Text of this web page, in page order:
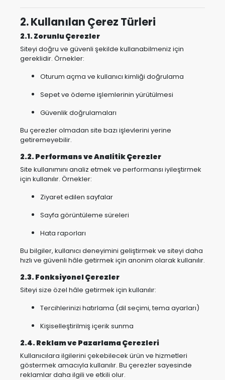
2. Kullanılan Çerez Türleri
2.1. Zorunlu Çerezler
Siteyi doğru ve güvenli şekilde kullanabilmeniz için
gereklidir. Örnekler:
Oturum açma ve kullanıcı kimliği doğrulama
Sepet ve ödeme işlemlerinin yürütülmesi
Güvenlik doğrulamaları
Bu çerezler olmadan site bazı işlevlerini yerine
getiremeyebilir.
2.2. Performans ve Analitik Çerezler
Site kullanımını analiz etmek ve performansı iyileştirmek
için kullanılır. Örnekler:
Ziyaret edilen sayfalar
Sayfa görüntüleme süreleri
Hata raporları
Bu bilgiler, kullanıcı deneyimini geliştirmek ve siteyi daha
hızlı ve güvenli hâle getirmek için anonim olarak kullanılır.
2.3. Fonksiyonel Çerezler
Siteyi size özel hâle getirmek için kullanılır:
Tercihlerinizi hatırlama (dil seçimi, tema ayarları)
Kişiselleştirilmiş içerik sunma
2.4. Reklam ve Pazarlama Çerezleri
Kullanıcılara ilgilerini çekebilecek ürün ve hizmetleri
göstermek amacıyla kullanılır. Bu çerezler sayesinde
reklamlar daha ilgili ve etkili olur.